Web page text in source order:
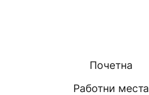
Почетна
Работни места